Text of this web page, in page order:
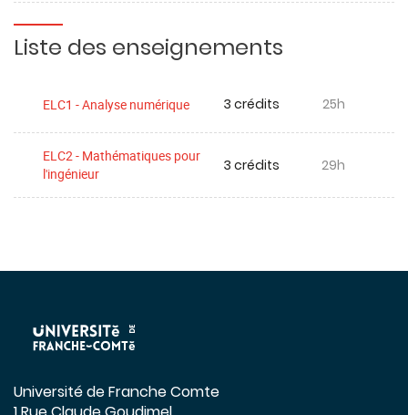
Liste des enseignements
ELC1 - Analyse numérique 3 crédits 25h
ELC2 - Mathématiques pour
l'ingénieur
3 crédits 29h
Université de Franche Comte